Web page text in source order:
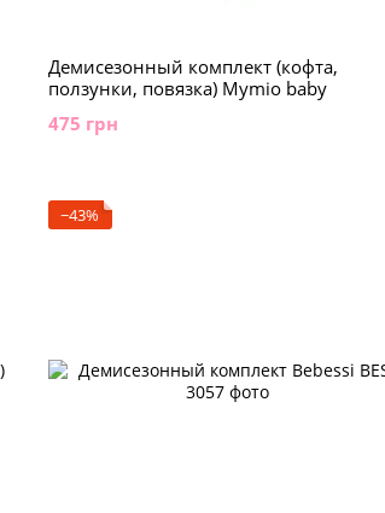
Демисезонный комплект (кофта,
ползунки, повязка) Mymio baby
475 грн
−43%